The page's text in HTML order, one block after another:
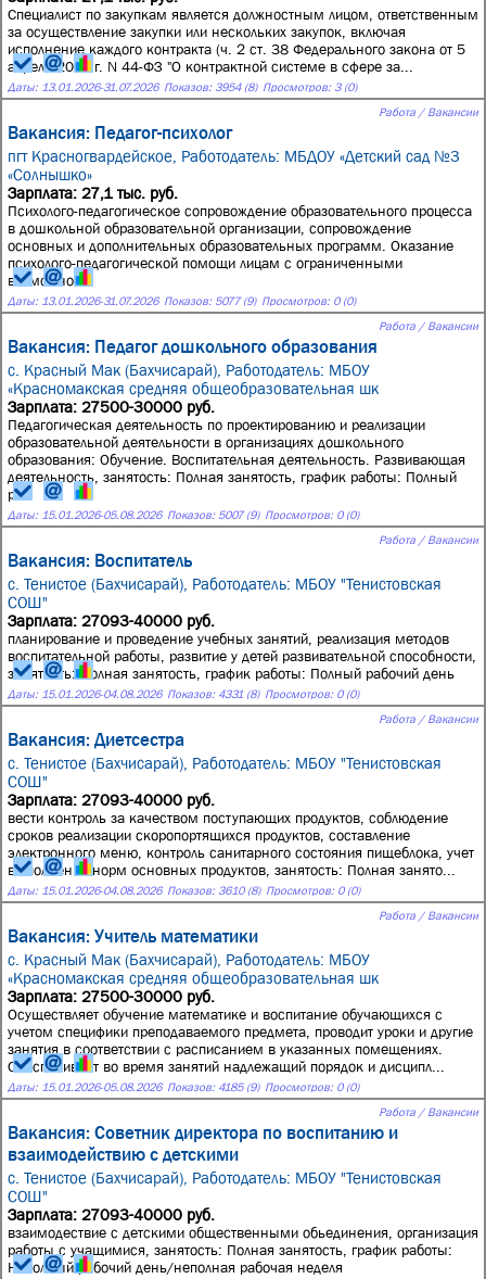
Специалист по закупкам является должностным лицом, ответственным
за осуществление закупки или нескольких закупок, включая
исполнение каждого контракта (ч. 2 ст. 38 Федерального закона от 5
апреля 2013 г. N 44-ФЗ "О контрактной системе в сфере за...
Даты: 13.01.2026-31.07.2026 Показов: 3954 (8) Просмотров: 3 (0)
Работа / Вакансии
Вакансия: Педагог-психолог
пгт Красногвардейское, Работодатель: МБДОУ «Детский сад №3
«Солнышко»
Зарплата: 27,1 тыс. руб.
Психолого-педагогическое сопровождение образовательного процесса
в дошкольной образовательной организации, сопровождение
основных и дополнительных образовательных программ. Оказание
психолого-педагогической помощи лицам с ограниченными
возможнос...
Даты: 13.01.2026-31.07.2026 Показов: 5077 (9) Просмотров: 0 (0)
Работа / Вакансии
Вакансия: Педагог дошкольного образования
с. Красный Мак (Бахчисарай), Работодатель: МБОУ
«Красномакская средняя общеобразовательная шк
Зарплата: 27500-30000 руб.
Педагогическая деятельность по проектированию и реализации
образовательной деятельности в организациях дошкольного
образования: Обучение. Воспитательная деятельность. Развивающая
деятельность, занятость: Полная занятость, график работы: Полный
р...
Даты: 15.01.2026-05.08.2026 Показов: 5007 (9) Просмотров: 0 (0)
Работа / Вакансии
Вакансия: Воспитатель
с. Тенистое (Бахчисарай), Работодатель: МБОУ "Тенистовская
СОШ"
Зарплата: 27093-40000 руб.
планирование и проведение учебных занятий, реализация методов
воспитательной работы, развитие у детей развивательной способности,
занятость: Полная занятость, график работы: Полный рабочий день
Даты: 15.01.2026-04.08.2026 Показов: 4331 (8) Просмотров: 0 (0)
Работа / Вакансии
Вакансия: Диетсестра
с. Тенистое (Бахчисарай), Работодатель: МБОУ "Тенистовская
СОШ"
Зарплата: 27093-40000 руб.
вести контроль за качеством поступающих продуктов, соблюдение
сроков реализации скоропортящихся продуктов, составление
электронного меню, контроль санитарного состояния пищеблока, учет
выполнения норм основных продуктов, занятость: Полная занято...
Даты: 15.01.2026-04.08.2026 Показов: 3610 (8) Просмотров: 0 (0)
Работа / Вакансии
Вакансия: Учитель математики
с. Красный Мак (Бахчисарай), Работодатель: МБОУ
«Красномакская средняя общеобразовательная шк
Зарплата: 27500-30000 руб.
Осуществляет обучение математике и воспитание обучающихся с
учетом специфики преподаваемого предмета, проводит уроки и другие
занятия в соответствии с расписанием в указанных помещениях.
Обеспечивает во время занятий надлежащий порядок и дисципл...
Даты: 15.01.2026-05.08.2026 Показов: 4185 (9) Просмотров: 0 (0)
Работа / Вакансии
Вакансия: Советник директора по воспитанию и
взаимодействию с детскими
с. Тенистое (Бахчисарай), Работодатель: МБОУ "Тенистовская
СОШ"
Зарплата: 27093-40000 руб.
взаимодествие с детскими общественными обьединения, организация
работы с учащимися, занятость: Полная занятость, график работы:
Неполный рабочий день/неполная рабочая неделя